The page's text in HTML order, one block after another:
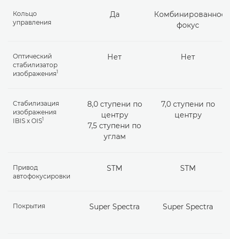
Кольцо
управления
Да
Комбинированное /
фокус
Оптический
стабилизатор
изображения1
Нет Нет
Стабилизация
изображения
IBIS x OIS1
8,0 ступени по
центру
7,5 ступени по
углам
7,0 ступени по
центру
Привод
автофокусировки
STM STM
Покрытия Super Spectra Super Spectra